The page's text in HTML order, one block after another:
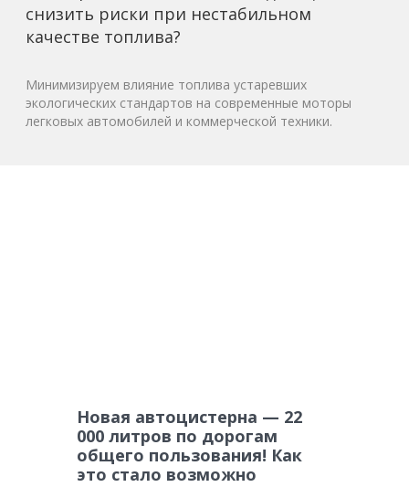
снизить риски при нестабильном
качестве топлива?
Минимизируем влияние топлива устаревших
экологических стандартов на современные моторы
легковых автомобилей и коммерческой техники.
Новая автоцистерна — 22
000 литров по дорогам
общего пользования! Как
это стало возможно